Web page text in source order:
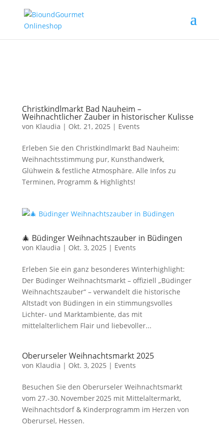
Christkindlmarkt Bad Nauheim –
Weihnachtlicher Zauber in historischer Kulisse
von Klaudia | Okt. 21, 2025 | Events
Erleben Sie den Christkindlmarkt Bad Nauheim:
Weihnachtsstimmung pur, Kunsthandwerk,
Glühwein & festliche Atmosphäre. Alle Infos zu
Terminen, Programm & Highlights!
🎄 Büdinger Weihnachtszauber in Büdingen
von Klaudia | Okt. 3, 2025 | Events
Erleben Sie ein ganz besonderes Winterhighlight:
Der Büdinger Weihnachtsmarkt – offiziell „Büdinger
Weihnachtszauber“ – verwandelt die historische
Altstadt von Büdingen in ein stimmungsvolles
Lichter‑ und Marktambiente, das mit
mittelalterlichem Flair und liebevoller...
Oberurseler Weihnachtsmarkt 2025
von Klaudia | Okt. 3, 2025 | Events
Besuchen Sie den Oberurseler Weihnachtsmarkt
vom 27.‑30. November 2025 mit Mittelaltermarkt,
Weihnachtsdorf & Kinderprogramm im Herzen von
Oberursel, Hessen.